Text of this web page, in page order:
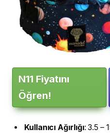
N11 Fiyatını
Öğren!
Kullanıcı Ağırlığı: 3.5 –